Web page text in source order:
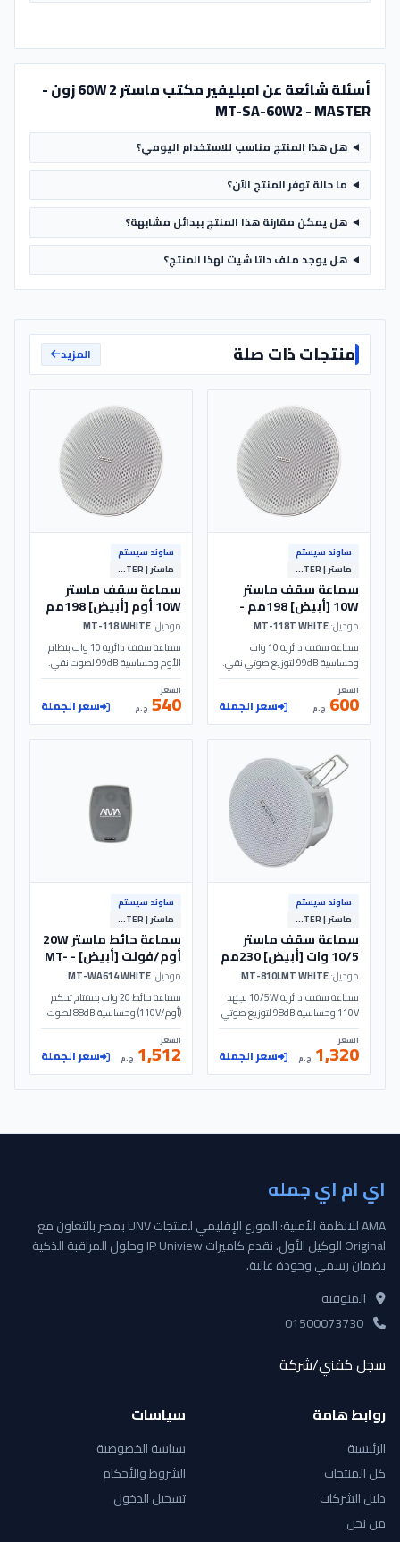
أسئلة شائعة عن امبليفير مكتب ماستر 60W 2 زون -
MT-SA-60W2 - MASTER
هل هذا المنتج مناسب للاستخدام اليومي؟
ما حالة توفر المنتج الآن؟
هل يمكن مقارنة هذا المنتج ببدائل مشابهة؟
هل يوجد ملف داتا شيت لهذا المنتج؟
منتجات ذات صلة المزيد
ساوند سيستم
ماستر | MASTER
سماعة سقف ماستر
10W [أبيض] 198مم -
MT-118T - MASTER
موديل:
سماعة سقف دائرية 10 وات
وحساسية 99dB لتوزيع صوتي نقي.
تصميم أبيض بقطر 198مم مثالي
الموديل: MT-118T | MASTER
السعر
600 ج.م سعر الجملة
ساوند سيستم
ماستر | MASTER
سماعة سقف ماستر
10W أوم [أبيض] 198مم
- MT-118 - MASTER
موديل:
سماعة سقف دائرية 10 وات بنظام
الأوم وحساسية 99dB لصوت نقي.
تصميم أبيض أنيق بقطر 198مم مثالي
لأنظمة الساوند سيستم والمتاجر.
الموديل: MT-118 | MASTER
السعر
540 ج.م سعر الجملة
ساوند سيستم
ماستر | MASTER
سماعة سقف ماستر
10/5 وات [أبيض] 230مم
- MT-810LMT - MASTER
موديل:
سماعة سقف دائرية 10/5W بجهد
110V وحساسية 98dB لتوزيع صوتي
نقي. تصميم أبيض بقطر 230مم
للساوند سيستم في المشروعات
والمتاجر. الموديل: MT-810LMT |
MASTER
السعر
1,320 ج.م سعر الجملة
ساوند سيستم
ماستر | MASTER
سماعة حائط ماستر 20W
أوم/فولت [أبيض] - MT-
WA614 - MASTER
موديل:
سماعة حائط 20 وات بمفتاح تحكم
(أوم/110V) وحساسية 88dB لصوت
نقي. تصميم أبيض مع مكبر 4 بوصة
وتويتر لأنظمة الساوند سيستم.
الموديل: MT-WA614 | MASTER
السعر
1,512 ج.م سعر الجملة
اي ام اي جمله
AMA للانظمة الأمنية: الموزع الإقليمي لمنتجات UNV بمصر بالتعاون مع
Original الوكيل الأول. نقدم كاميرات IP Uniview وحلول المراقبة الذكية
بضمان رسمي وجودة عالية.
المنوفيه
سجل كفني/شركة
روابط هامة
الرئيسية
كل المنتجات
دليل الشركات
من نحن
سياسات
سياسة الخصوصية
الشروط والأحكام
تسجيل الدخول